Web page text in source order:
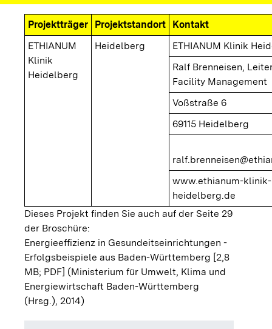
Projektträger Projektstandort
Kontakt
ETHIANUM
Klinik
Heidelberg
Heidelberg
ETHIANUM Klinik
Ralf Brenneisen,
Facility Management
Voßstraße 6
69115 Heidelberg
www.ethianum-klinik-
heidelberg.de
Dieses Projekt finden Sie auch auf der Seite 29
der Broschüre:
Energieeffizienz in Gesundeitseinrichtungen -
Erfolgsbeispiele aus Baden-Württemberg [2,8
MB; PDF] (Ministerium für Umwelt, Klima und
Energiewirtschaft Baden-Württemberg
(Hrsg.), 2014)